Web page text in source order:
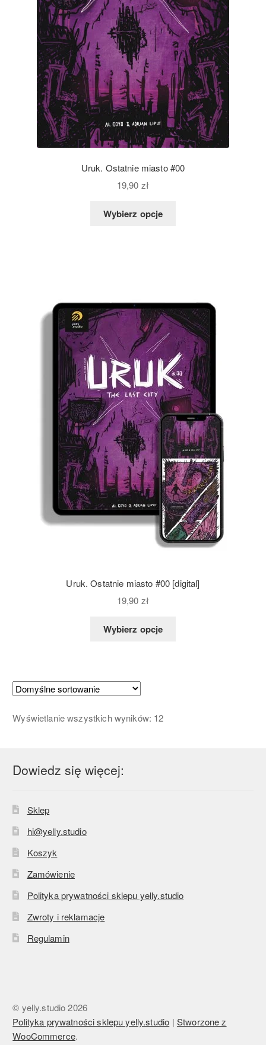
Uruk. Ostatnie miasto #00
19,90 zł
Wybierz opcje
Uruk. Ostatnie miasto #00 [digital]
19,90 zł
Wybierz opcje
Wyświetlanie wszystkich wyników: 12
Dowiedz się więcej:
Sklep
hi@yelly.studio
Koszyk
Zamówienie
Polityka prywatności sklepu yelly.studio
Zwroty i reklamacje
Regulamin
© yelly.studio 2026
Polityka prywatności sklepu yelly.studio
Stworzone z
WooCommerce.